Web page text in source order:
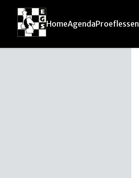
HomeAgendaProeflessen